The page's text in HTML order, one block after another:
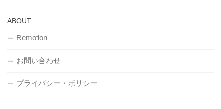
ABOUT
Remotion
お問い合わせ
プライバシー・ポリシー